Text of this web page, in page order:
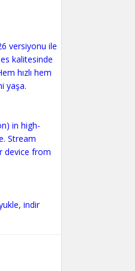
versiyonu ile
kalitesinde
hızlı hem
yaşa.
in high-
Stream
device from
Roman Olmalı mp3 yüklə, yukle, indir